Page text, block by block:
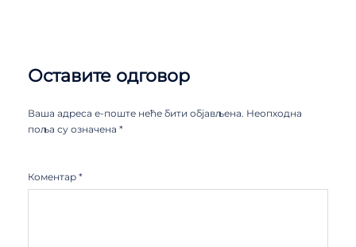
Оставите одговор
Ваша адреса е-поште неће бити објављена. Неопходна
поља су означена *
Коментар *